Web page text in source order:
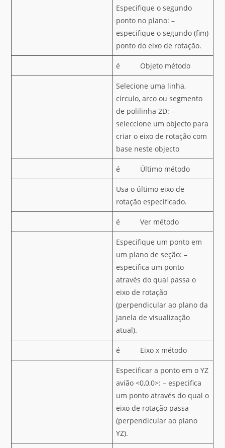
Especifique o segundo
ponto no plano: –
especifique o segundo (fim)
ponto do eixo de rotação.
é Objeto método
Selecione uma linha,
círculo, arco ou segmento
de polilinha 2D: –
seleccione um objecto para
criar o eixo de rotação com
base neste objecto
é Último método
Usa o último eixo de
rotação especificado.
é Ver método
Especifique um ponto em
um plano de seção: –
especifica um ponto
através do qual passa o
eixo de rotação
(perpendicular ao plano da
janela de visualização
atual).
é Eixo x método
Especificar a ponto em o YZ
avião <0,0,0>: – especifica
um ponto através do qual o
eixo de rotação passa
(perpendicular ao plano
YZ).